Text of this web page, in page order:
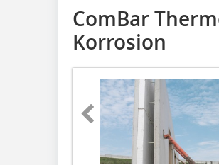
ComBar
Korrosion